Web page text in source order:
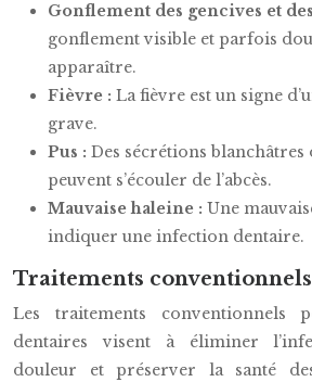
Gonflement des gencives et
gonflement visible et parfois
apparaître.
Fièvre : La fièvre est un signe
grave.
Pus : Des sécrétions blanchâtres
peuvent s’écouler de l’abcès.
Mauvaise haleine : Une
indiquer une infection dentaire.
Traitements conventionnels
Les traitements conventionnels
dentaires visent à éliminer
douleur et préserver la santé